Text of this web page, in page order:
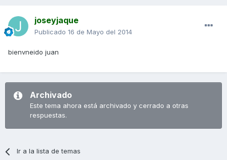
joseyjaque
Publicado 16 de Mayo del 2014
bienvneido juan
Archivado
Este tema ahora está archivado y cerrado a otras
respuestas.
Ir a la lista de temas